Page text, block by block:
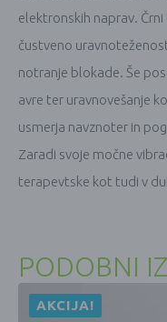
elektronskih naprav.
čustveno
notranje blokade. Še
avre ter uravnovešanje
usmerja navznoter in
Zaradi svoje močne
terapevtske kot tudi v
PODOBNI
AKCIJA!